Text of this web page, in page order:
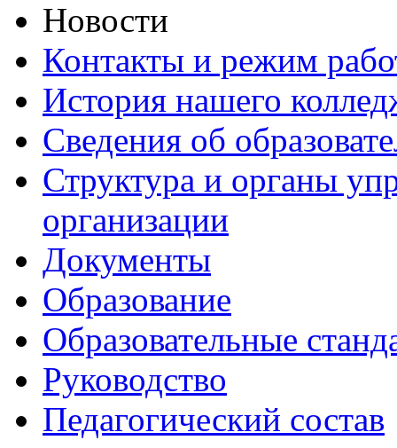
Новости
Контакты и режим
История нашего
Сведения об
Структура и органы
организации
Документы
Образование
Образовательные
Руководство
Педагогический состав